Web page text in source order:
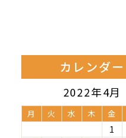
カレンダー
2022年4月
月 火 水 木 金
1